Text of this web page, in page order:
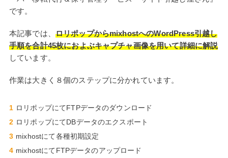
です。
本記事では、 ロリポップからmixhostへのWordPress引越し
手順を合計45枚におよぶキャプチャ画像を用いて詳細に解説
しています。
作業は大きく８個のステップに分かれています。
ロリポップにてFTPデータのダウンロード
ロリポップにてDBデータのエクスポート
mixhostにて各種初期設定
mixhostにてFTPデータのアップロード